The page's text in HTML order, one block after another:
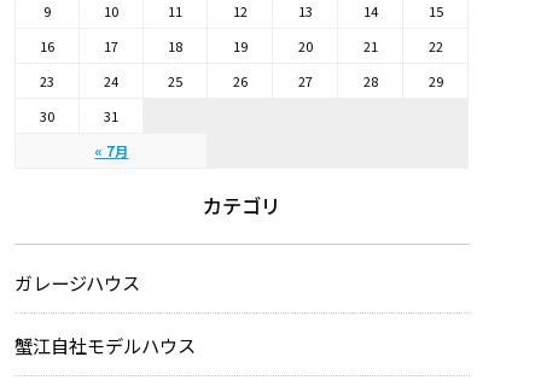
« 7月
9
10 11 12 13 14
15
16
17 18 19 20 21
22
23
24 25 26 27 28
29
30
31
カテゴリ
ガレージハウス
蟹江自社モデルハウス